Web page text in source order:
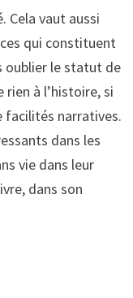
Cela vaut aussi
qui constituent
oublier le statut de
à l’histoire, si
facilités narratives.
dans les
vie dans leur
dans son